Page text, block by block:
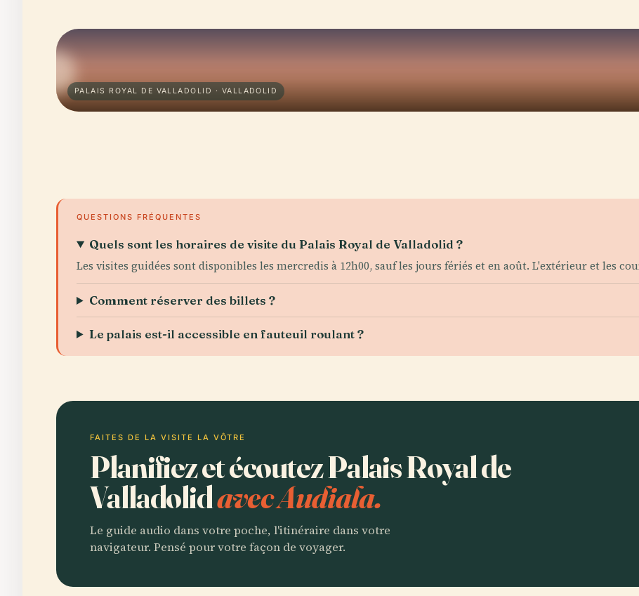
PALAIS ROYAL DE VALLADOLID · VALLADOLID
QUESTIONS FRÉQUENTES
Quels sont les horaires de visite du Palais Royal de Valladolid ?
Les visites guidées sont disponibles les mercredis à 12h00, sauf les jours fériés et en août. L'extérieur et les
Comment réserver des billets ?
Le palais est-il accessible en fauteuil roulant ?
FAITES DE LA VISITE LA VÔTRE
Planifiez et écoutez Palais Royal de
Valladolidavec Audiala.
Le guide audio dans votre poche, l'itinéraire dans votre
navigateur. Pensé pour votre façon de voyager.